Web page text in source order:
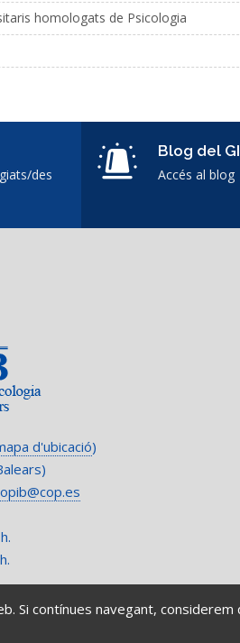
homologats de Psicologia
des
Blog del
Accés al blog
d'ubicació)
contínues navegant, considerem